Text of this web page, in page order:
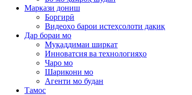
Маркази дониш
Боргирӣ
Видеоҳо барои истеҳсолоти дақиқ
Дар бораи мо
Муқаддимаи ширкат
Инноватсия ва технологияҳо
Чаро мо
Шарикони мо
Агенти мо будан
Тамос